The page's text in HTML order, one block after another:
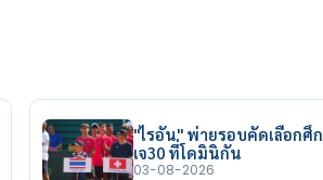
"ไรอัน" พ่ายรอบคัดเลือกศึก
เจ30 ที่โดมินิกัน
03-08-2026